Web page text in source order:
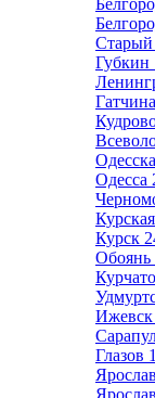
Губкин
Гатчина
Одесса
Курск
Обоянь
Ижевск
Глазов